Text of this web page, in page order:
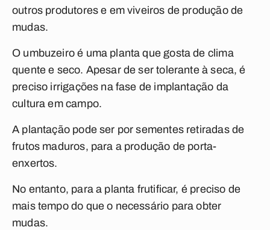
outros produtores e em viveiros de produção de
mudas.
O umbuzeiro é uma planta que gosta de clima
quente e seco. Apesar de ser tolerante à seca, é
preciso irrigações na fase de implantação da
cultura em campo.
A plantação pode ser por sementes retiradas de
frutos maduros, para a produção de porta-
enxertos.
No entanto, para a planta frutificar, é preciso de
mais tempo do que o necessário para obter
mudas.